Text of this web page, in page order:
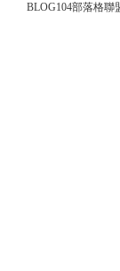
BLOG104部落格聯